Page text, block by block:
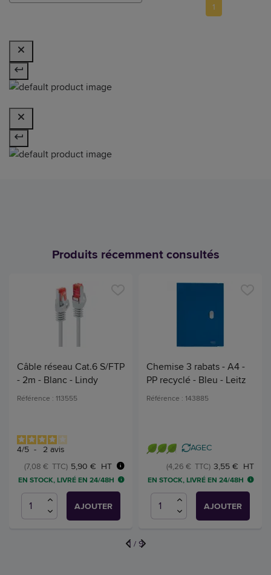
1
Produits récemment consultés
Câble réseau Cat.6 S/FTP
- 2m - Blanc - Lindy
Référence : 113555
4/5 - 2 avis
5,90 € HT
(7,08 € TTC)
EN STOCK, LIVRÉ EN 24/48H
AJOUTER
Chemise 3 rabats - A4 -
PP recyclé - Bleu - Leitz
Référence : 143885
AGEC
3,55 € HT
(4,26 € TTC)
EN STOCK, LIVRÉ EN 24/48H
AJOUTER
1 / 9